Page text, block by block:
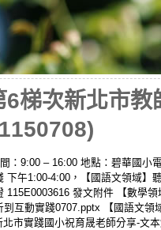
梯次新北市
：9:00 – 16:00 地點：碧華國
下午1:00-4:00，【國語文領域
115E0003616 發文附件 【數學
互動實踐0707.pptx 【國語文
市實踐國小祝育晟老師分享-文